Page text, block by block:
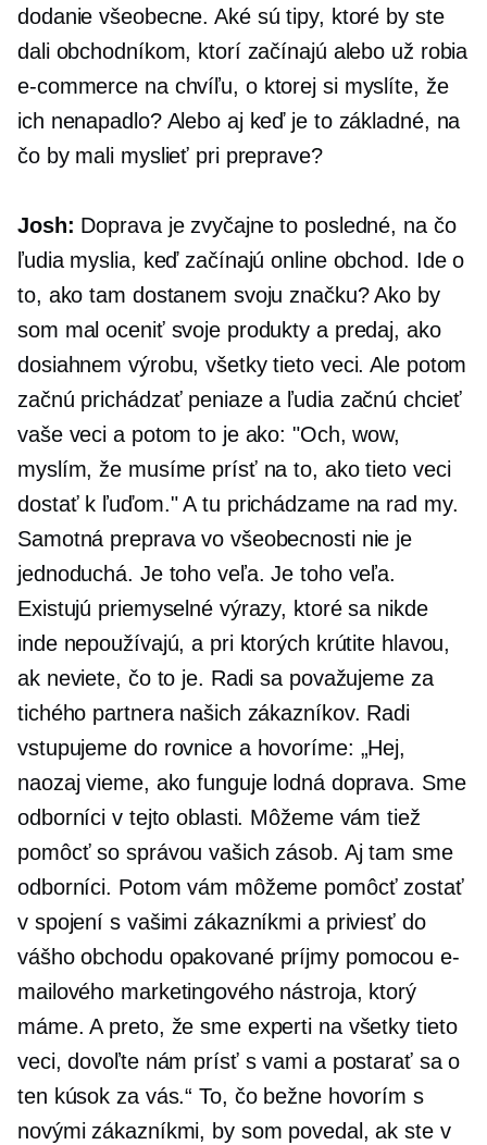
dodanie všeobecne. Aké sú tipy, ktoré by ste
dali obchodníkom, ktorí začínajú alebo už robia
e-commerce na chvíľu, o ktorej si myslíte, že
ich nenapadlo? Alebo aj keď je to základné, na
čo by mali myslieť pri preprave?
Josh: Doprava je zvyčajne to posledné, na čo
ľudia myslia, keď začínajú online obchod. Ide o
to, ako tam dostanem svoju značku? Ako by
som mal oceniť svoje produkty a predaj, ako
dosiahnem výrobu, všetky tieto veci. Ale potom
začnú prichádzať peniaze a ľudia začnú chcieť
vaše veci a potom to je ako: "Och, wow,
myslím, že musíme prísť na to, ako tieto veci
dostať k ľuďom." A tu prichádzame na rad my.
Samotná preprava vo všeobecnosti nie je
jednoduchá. Je toho veľa. Je toho veľa.
Existujú priemyselné výrazy, ktoré sa nikde
inde nepoužívajú, a pri ktorých krútite hlavou,
ak neviete, čo to je. Radi sa považujeme za
tichého partnera našich zákazníkov. Radi
vstupujeme do rovnice a hovoríme: „Hej,
naozaj vieme, ako funguje lodná doprava. Sme
odborníci v tejto oblasti. Môžeme vám tiež
pomôcť so správou vašich zásob. Aj tam sme
odborníci. Potom vám môžeme pomôcť zostať
v spojení s vašimi zákazníkmi a priviesť do
vášho obchodu opakované príjmy pomocou e-
mailového marketingového nástroja, ktorý
máme. A preto, že sme experti na všetky tieto
veci, dovoľte nám prísť s vami a postarať sa o
ten kúsok za vás.“ To, čo bežne hovorím s
novými zákazníkmi, by som povedal, ak ste v